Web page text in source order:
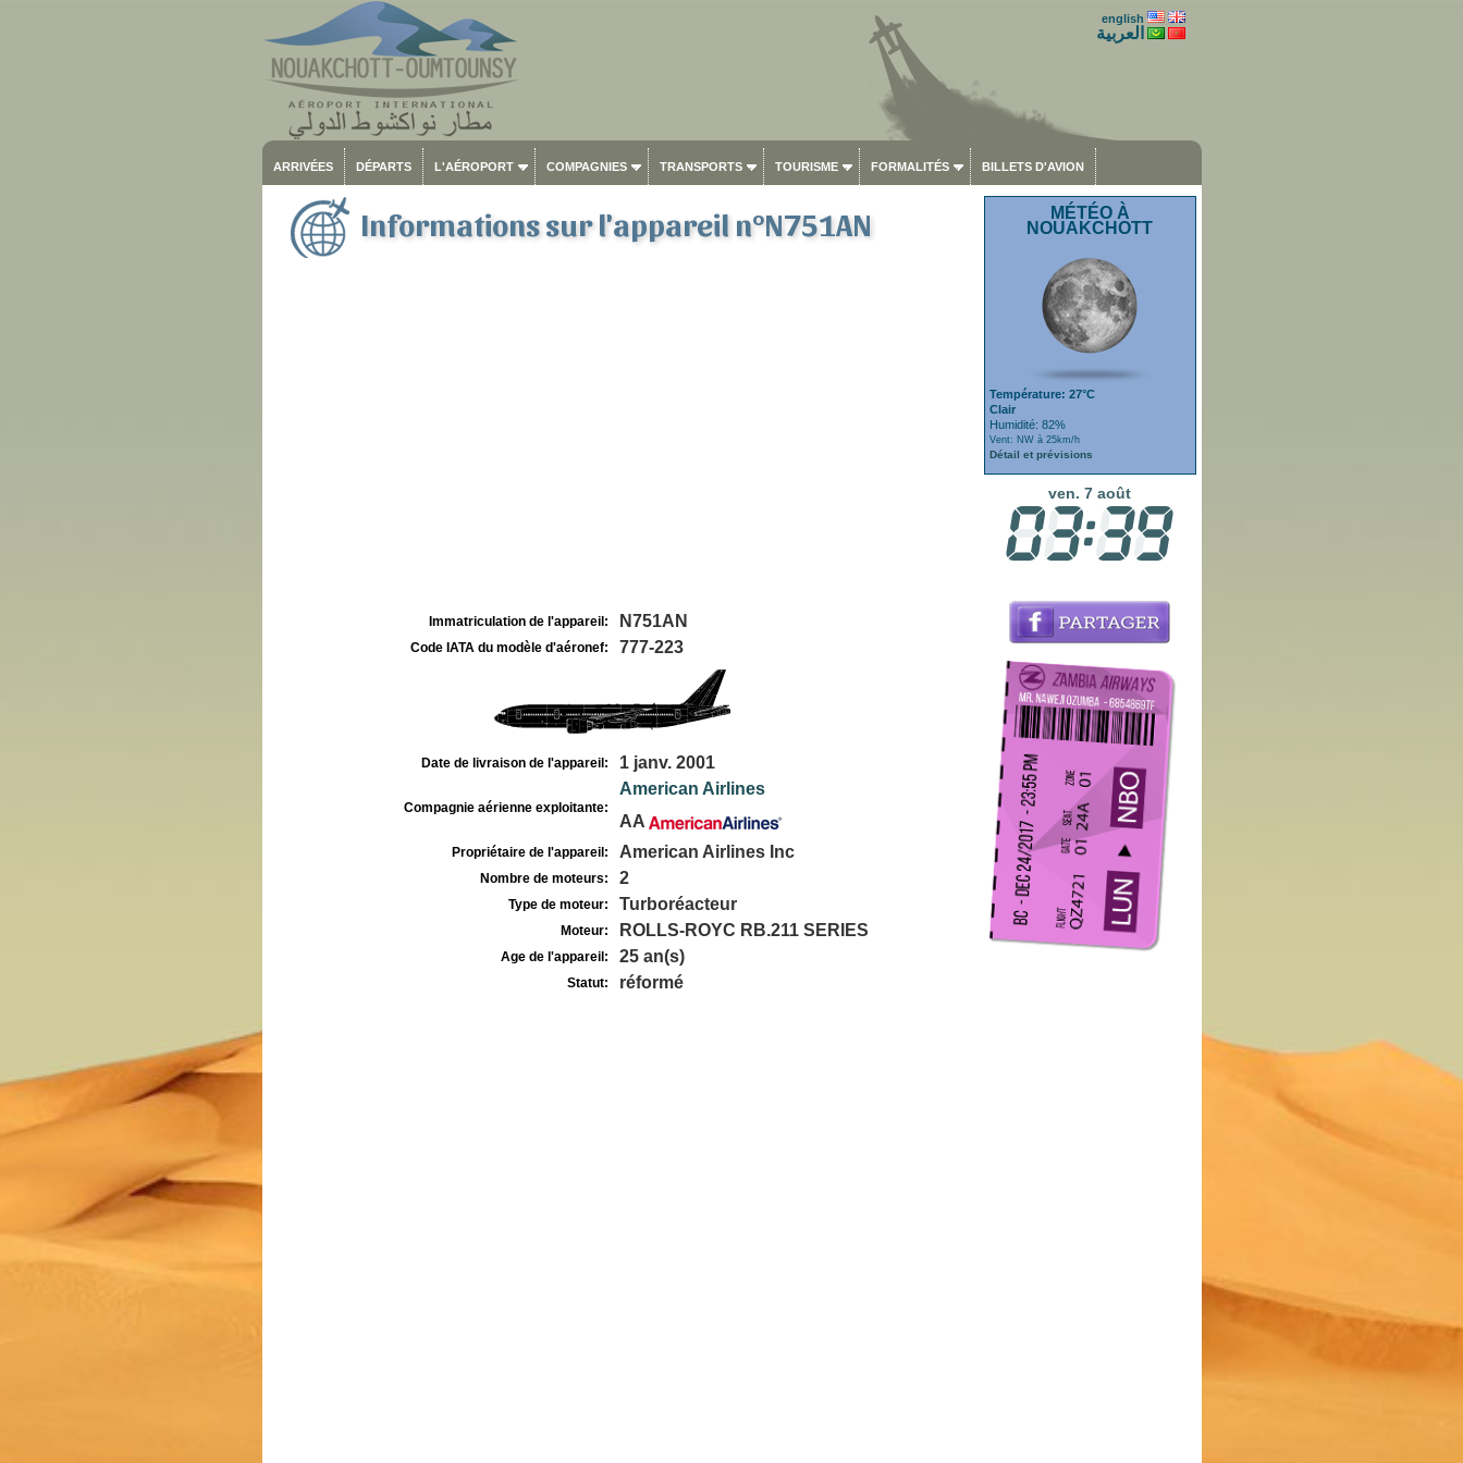
english
العربية
ARRIVÉES DÉPARTS L'AÉROPORT COMPAGNIES TRANSPORTS TOURISME FORMALITÉS BILLETS D'AVION
Informations sur l'appareil n°N751AN
Immatriculation de l'appareil: N751AN
Code IATA du modèle d'aéronef: 777-223
Date de livraison de l'appareil: 1 janv. 2001
Compagnie aérienne exploitante:
American Airlines
AA
Propriétaire de l'appareil: American Airlines Inc
Nombre de moteurs: 2
Type de moteur: Turboréacteur
Moteur: ROLLS-ROYC RB.211 SERIES
Age de l'appareil: 25 an(s)
Statut: réformé
MÉTÉO À
NOUAKCHOTT
Température: 27°C
Clair
Humidité: 82%
Vent: NW à 25km/h
Détail et prévisions
ven. 7 août